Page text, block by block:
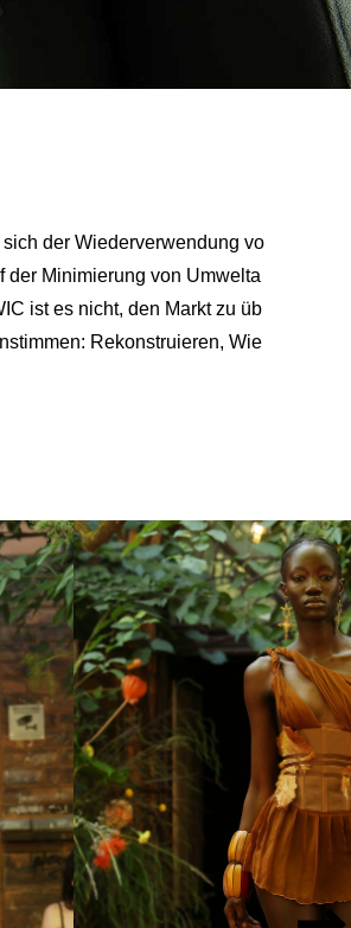
der Wiederverwendung vo
der Minimierung von Umwelta
ist es nicht, den Markt zu üb
Rekonstruieren, Wie